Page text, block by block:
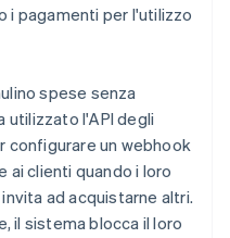
i pagamenti per l'utilizzo
spese senza
utilizzato l'API degli
configurare un webhook
ai clienti quando i loro
ad acquistarne altri.
il sistema blocca il loro